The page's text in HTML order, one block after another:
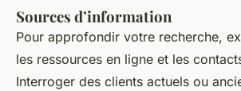
Sources d’information
Pour approfondir votre recherche,
les ressources en ligne et les
Interroger des clients actuels ou